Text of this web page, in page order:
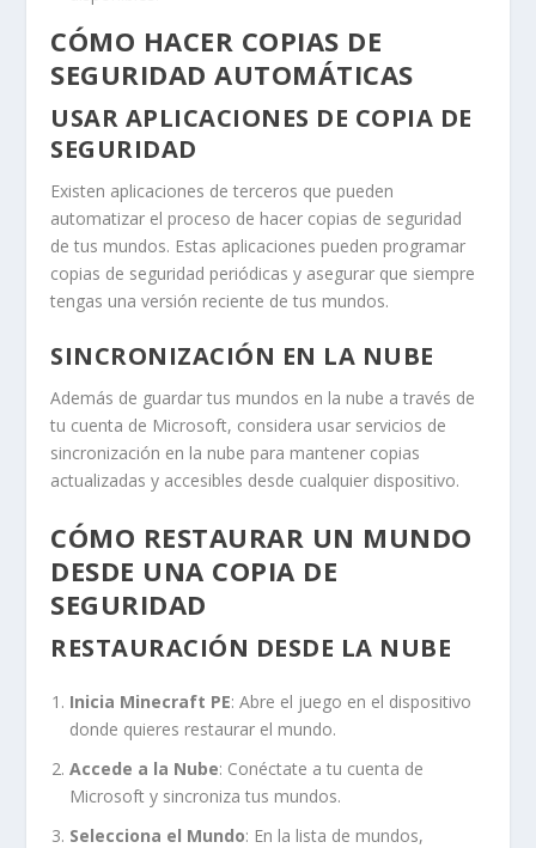
CÓMO HACER COPIAS DE
SEGURIDAD AUTOMÁTICAS
USAR APLICACIONES DE COPIA DE
SEGURIDAD
Existen aplicaciones de terceros que pueden
automatizar el proceso de hacer copias de seguridad
de tus mundos. Estas aplicaciones pueden programar
copias de seguridad periódicas y asegurar que siempre
tengas una versión reciente de tus mundos.
SINCRONIZACIÓN EN LA NUBE
Además de guardar tus mundos en la nube a través de
tu cuenta de Microsoft, considera usar servicios de
sincronización en la nube para mantener copias
actualizadas y accesibles desde cualquier dispositivo.
CÓMO RESTAURAR UN MUNDO
DESDE UNA COPIA DE
SEGURIDAD
RESTAURACIÓN DESDE LA NUBE
Inicia Minecraft PE: Abre el juego en el dispositivo
donde quieres restaurar el mundo.
Accede a la Nube: Conéctate a tu cuenta de
Microsoft y sincroniza tus mundos.
Selecciona el Mundo: En la lista de mundos,